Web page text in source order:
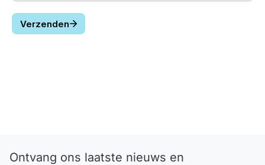
Ontvang ons laatste nieuws en